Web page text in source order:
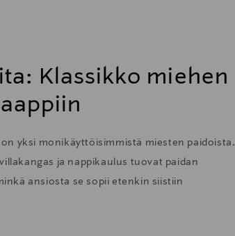
Klassikko miehen
yksi monikäyttöisimmistä miesten paidoista.
ja nappikaulus tuovat paidan
ansiosta se sopii etenkin siistiin